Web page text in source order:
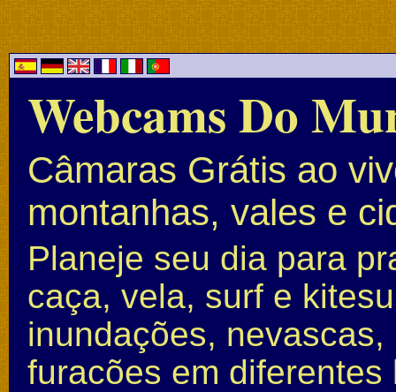
Webcams Do
Câmaras Grátis ao
montanhas, vales e
Planeje seu dia para
caça, vela, surf e
inundações,
furacões em